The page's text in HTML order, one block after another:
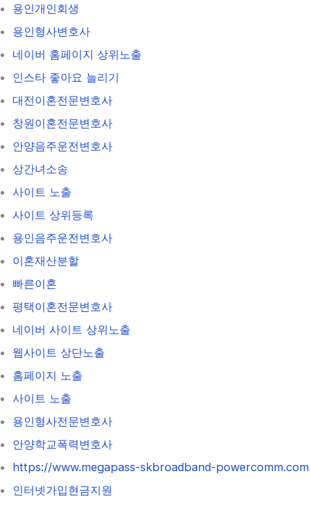
용인개인회생
용인형사변호사
네이버 홈페이지 상위노출
인스타 좋아요 늘리기
대전이혼전문변호사
창원이혼전문변호사
안양음주운전변호사
상간녀소송
사이트 노출
사이트 상위등록
용인음주운전변호사
이혼재산분할
빠른이혼
평택이혼전문변호사
네이버 사이트 상위노출
웹사이트 상단노출
홈페이지 노출
사이트 노출
용인형사전문변호사
안양학교폭력변호사
https://www.megapass-skbroadband-powercomm.com
인터넷가입현금지원